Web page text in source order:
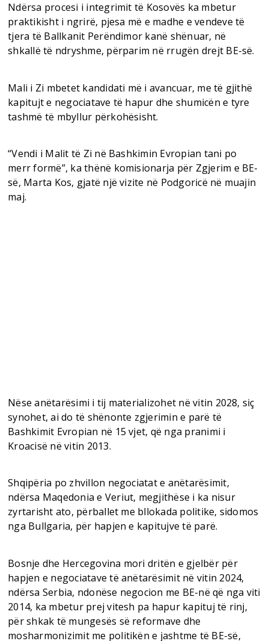
Ndërsa procesi i integrimit të Kosovës ka mbetur
praktikisht i ngrirë, pjesa më e madhe e vendeve të
tjera të Ballkanit Perëndimor kanë shënuar, në
shkallë të ndryshme, përparim në rrugën drejt BE-së.
Mali i Zi mbetet kandidati më i avancuar, me të gjithë
kapitujt e negociatave të hapur dhe shumicën e tyre
tashmë të mbyllur përkohësisht.
“Vendi i Malit të Zi në Bashkimin Evropian tani po
merr formë”, ka thënë komisionarja për Zgjerim e BE-
së, Marta Kos, gjatë një vizite në Podgoricë në muajin
maj.
Nëse anëtarësimi i tij materializohet në vitin 2028, siç
synohet, ai do të shënonte zgjerimin e parë të
Bashkimit Evropian në 15 vjet, që nga pranimi i
Kroacisë në vitin 2013.
Shqipëria po zhvillon negociatat e anëtarësimit,
ndërsa Maqedonia e Veriut, megjithëse i ka nisur
zyrtarisht ato, përballet me bllokada politike, sidomos
nga Bullgaria, për hapjen e kapitujve të parë.
Bosnje dhe Hercegovina mori dritën e gjelbër për
hapjen e negociatave të anëtarësimit në vitin 2024,
ndërsa Serbia, ndonëse negocion me BE-në që nga viti
2014, ka mbetur prej vitesh pa hapur kapituj të rinj,
për shkak të mungesës së reformave dhe
mosharmonizimit me politikën e jashtme të BE-së,